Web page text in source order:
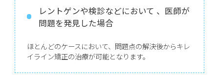
レントゲンや検診などにおいて 、医師が
問題を発見した場合
ほとんどのケースにおいて、問題点の解決後からキレ
イライン矯正の治療が可能となります。